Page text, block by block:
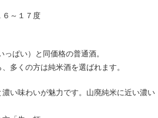
６～１７度
ぱい）と同価格の普通酒。
多くの方は純米酒を選ばれます。
い味わいが魅力です。山廃純米に近い濃い